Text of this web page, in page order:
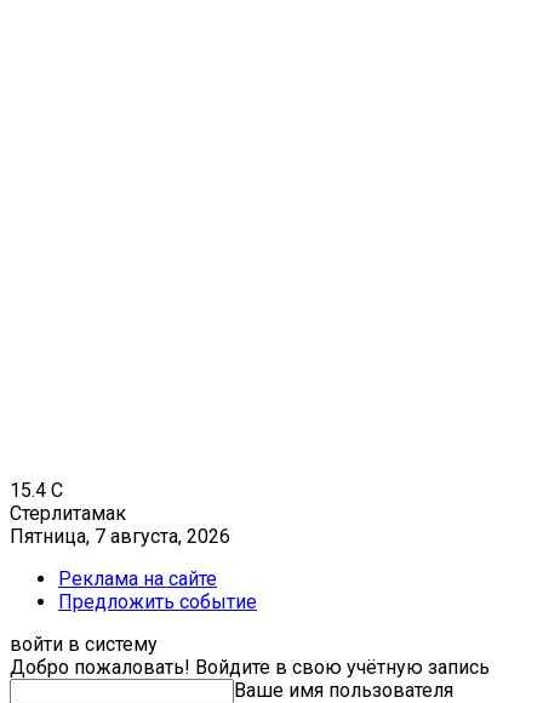
15.4 C
Стерлитамак
Пятница, 7 августа, 2026
Реклама на сайте
Предложить событие
войти в систему
Добро пожаловать! Войдите в свою учётную запись
Ваше имя пользователя